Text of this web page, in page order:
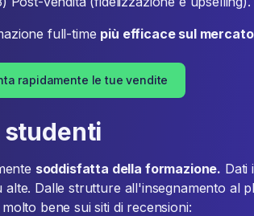
full-time più efficace sul
rapidamente le tue vendite
studenti
soddisfatta della formazione. Dati
Dalle strutture all'insegnamento al
bene sui siti di recensioni: